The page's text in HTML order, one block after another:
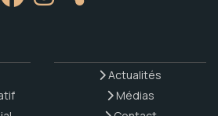
Actualités
Médias